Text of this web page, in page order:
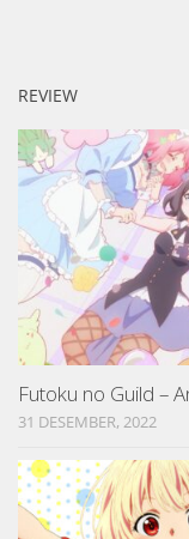
REVIEW
Futoku no Guild –
31 DESEMBER, 2022